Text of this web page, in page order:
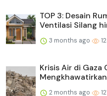
TOP 3: Desain
Ventilasi Silang
3 months ago
Krisis Air di Gaza
Mengkhawatirkan
2 months ago